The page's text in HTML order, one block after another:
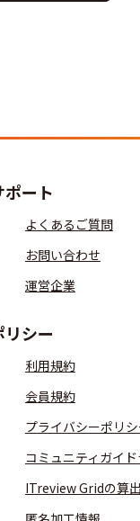
ポート
よくあるご質問
お問い合わせ
運営企業
リシー
利用規約
会員規約
プライバシーポリ
コミュニティガイ
ITreview Gridの算